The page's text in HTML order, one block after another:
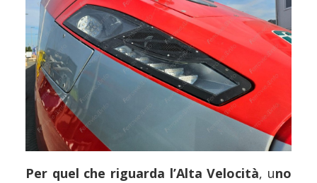
Per quel che riguarda l’Alta Velocità, uno